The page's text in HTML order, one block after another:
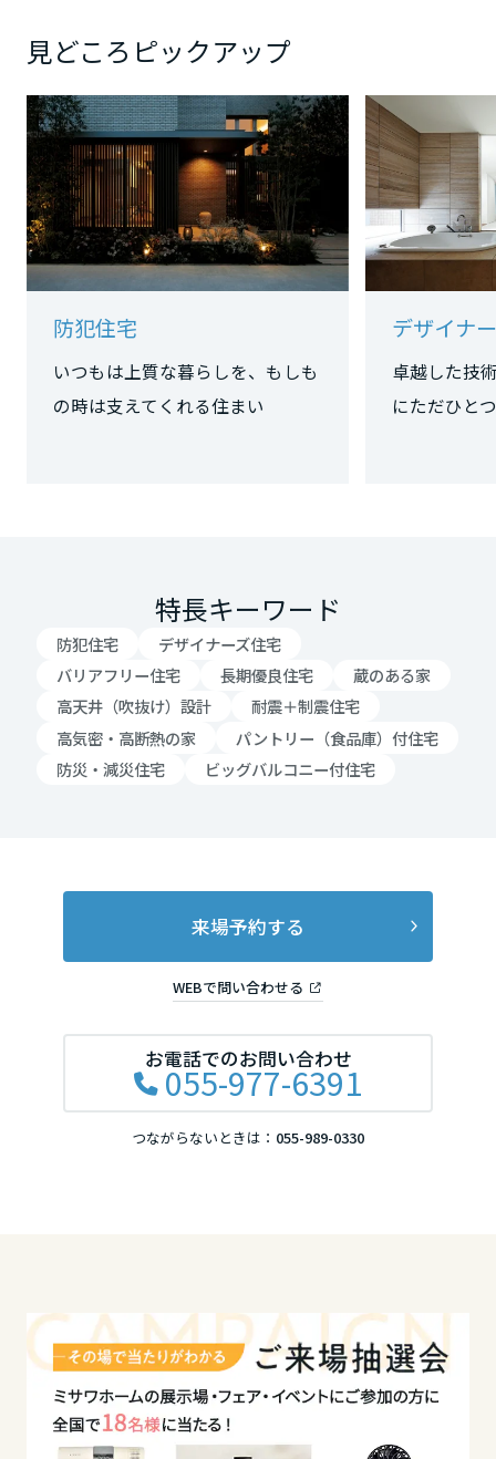
見どころピックアップ
防犯住宅
いつもは上質な暮らしを、もしも
の時は支えてくれる住まい
デザイナ
卓越した技
にただひ
特長キーワード
防犯住宅
デザイナーズ住宅
バリアフリー住宅
長期優良住宅
蔵のある家
高天井（吹抜け）設計
耐震＋制震住宅
高気密・高断熱の家
パントリー（食品庫）付住宅
防災・減災住宅
ビッグバルコニー付住宅
来場予約する
WEBで問い合わせる
お電話でのお問い合わせ
055-977-6391
つながらないときは： 055-989-0330
兵庫県
奈良県
和歌山県
中国・四国エリア
鳥取県
山口県
徳島県
九州エリア
熊本県